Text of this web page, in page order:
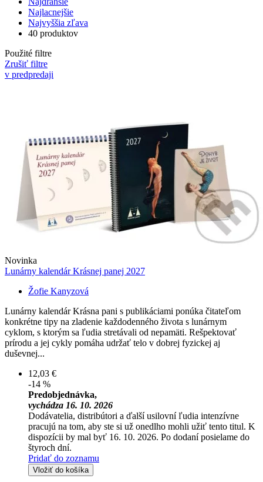
Najlacnejšie
Najvyššia zľava
40 produktov
Použité filtre
Zrušiť filtre
v predpredaji
Novinka
Lunárny kalendár Krásnej panej 2027
Žofie Kanyzová
Lunárny kalendár Krásna pani s publikáciami ponúka čitateľom
konkrétne tipy na zladenie každodenného života s lunárnym
cyklom, s ktorým sa ľudia stretávali od nepamäti. Rešpektovať
prírodu a jej cykly pomáha udržať telo v dobrej fyzickej aj
duševnej...
12,03 €
-14 %
Predobjednávka,
vychádza 16. 10. 2026
Dodávatelia, distribútori a ďalší usilovní ľudia intenzívne
pracujú na tom, aby ste si už onedlho mohli užiť tento titul. K
dispozícii by mal byť 16. 10. 2026. Po dodaní posielame do
štyroch dní.
Pridať do zoznamu
Vložiť do košíka